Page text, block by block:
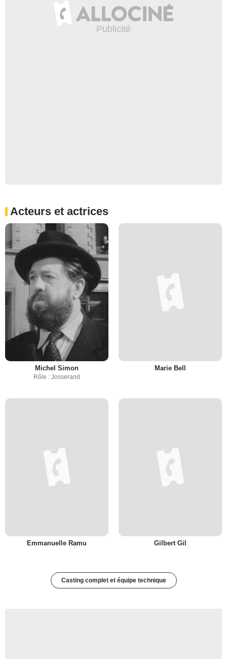
Acteurs et actrices
Michel Simon
Rôle : Josserand
Marie Bell
Emmanuelle Ramu Gilbert Gil
Casting complet et équipe technique